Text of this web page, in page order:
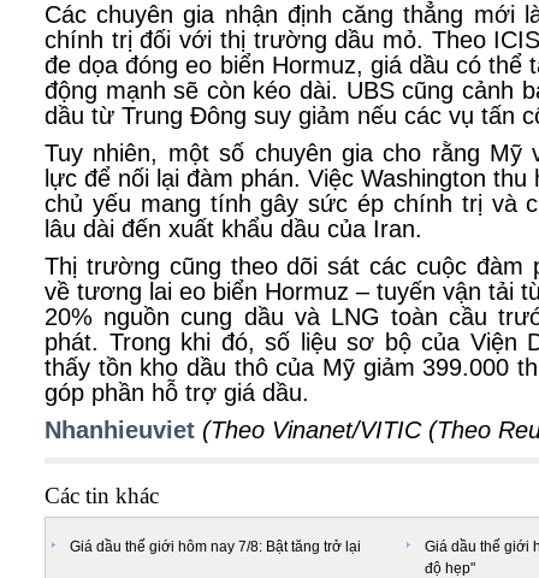
Các chuyên gia nhận định căng thẳng mới
chính trị đối với thị trường dầu mỏ. Theo
đe dọa đóng eo biển Hormuz, giá dầu có thể
động mạnh sẽ còn kéo dài. UBS cũng cảnh
dầu từ Trung Đông suy giảm nếu các vụ tấn
Tuy nhiên, một số chuyên gia cho rằng Mỹ
lực để nối lại đàm phán. Việc Washington thu
chủ yếu mang tính gây sức ép chính trị và
lâu dài đến xuất khẩu dầu của Iran.
Thị trường cũng theo dõi sát các cuộc đàm
về tương lai eo biển Hormuz – tuyến vận tải
20% nguồn cung dầu và LNG toàn cầu
phát. Trong khi đó, số liệu sơ bộ của Viện
thấy tồn kho dầu thô của Mỹ giảm 399.000
góp phần hỗ trợ giá dầu.
Nhanhieuviet (Theo Vinanet/VITIC (Theo
Các tin khác
Giá dầu thế giới hôm nay 7/8: Bật tăng trở lại
Giá dầu thế giới
độ hẹp"